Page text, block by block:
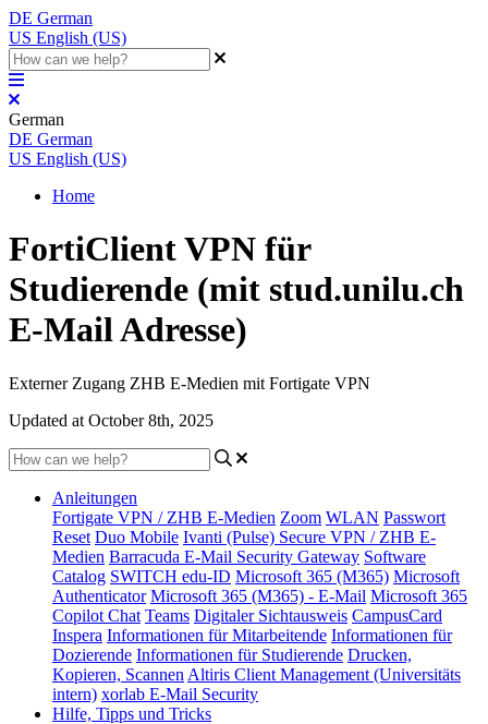
DE German
US English (US)
German
DE German
US English (US)
Home
FortiClient VPN für
Studierende (mit stud.unilu.ch
E-Mail Adresse)
Externer Zugang ZHB E-Medien mit Fortigate VPN
Updated at October 8th, 2025
Anleitungen
Fortigate VPN / ZHB E-Medien Zoom WLAN Passwort
Reset Duo Mobile Ivanti (Pulse) Secure VPN / ZHB E-
Medien Barracuda E-Mail Security Gateway Software
Catalog SWITCH edu-ID Microsoft 365 (M365) Microsoft
Authenticator Microsoft 365 (M365) - E-Mail Microsoft 365
Copilot Chat Teams Digitaler Sichtausweis CampusCard
Inspera Informationen für Mitarbeitende Informationen für
Dozierende Informationen für Studierende Drucken,
Kopieren, Scannen Altiris Client Management (Universitäts
intern) xorlab E-Mail Security
Hilfe, Tipps und Tricks